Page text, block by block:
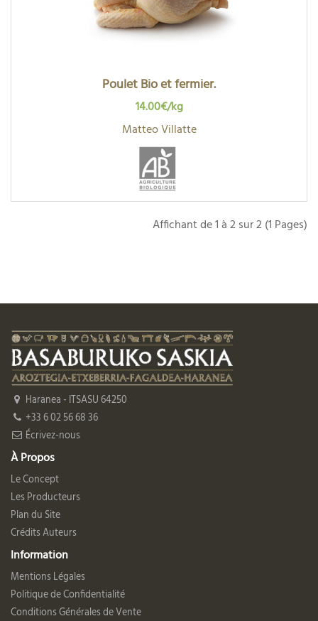
Poulet Bio et fermier.
14.00€/kg
Matteo Villatte
Affichant de 1 à 2 sur 2 (1 Pages)
Haranea - ITSASU 64250
+33 6 02 56 68 36
Écrivez-nous
À Propos
Le Concept
Les Producteurs
Plan du Site
Crédits Auteurs
Information
Mentions Légales
Politique de Confidentialité
Conditions Générales de Vente